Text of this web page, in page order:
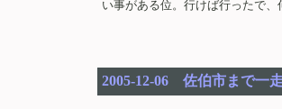
い事がある位。行けば行ったで
2005-12-06 佐伯市まで一